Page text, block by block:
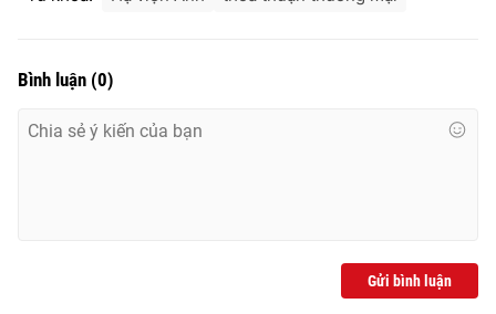
Cơ quan báo chí:
cấp ngày 29/12/2023
Bình luận (0)
Gửi bình luận